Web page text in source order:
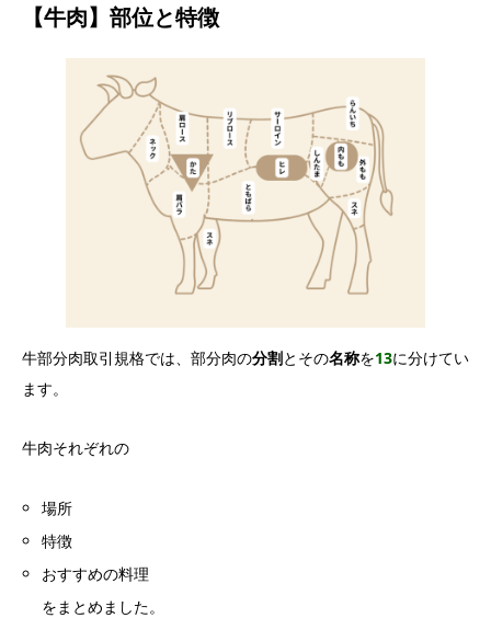
【牛肉】部位と特徴
牛部分肉取引規格では、部分肉の分割とその名称を13に分けてい
ます。
牛肉それぞれの
場所
特徴
おすすめの料理
をまとめました。